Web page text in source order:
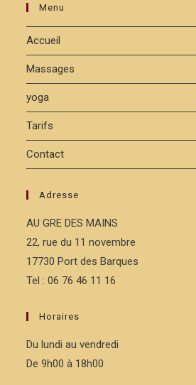
Menu
Accueil
Massages
yoga
Tarifs
Contact
Adresse
AU GRE DES MAINS
22, rue du 11 novembre
17730 Port des Barques
Tel : 06 76 46 11 16
Horaires
Du lundi au vendredi
De 9h00 à 18h00